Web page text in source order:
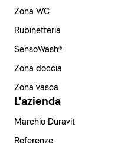
Zona WC
Rubinetteria
SensoWash®
Zona doccia
Zona vasca
L'azienda
Marchio Duravit
Referenze